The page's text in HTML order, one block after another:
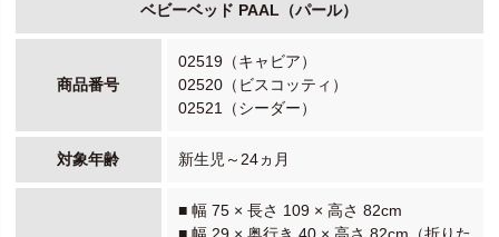
ベビーベッド PAAL（パール）
商品番号
02519（キャビア）
02520（ビスコッティ）
02521（シーダー）
対象年齢 新生児～24ヵ月
■ 幅 75 × 長さ 109 × 高さ 82cm